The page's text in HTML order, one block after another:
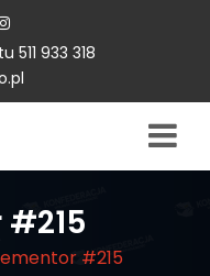
933 318
#215